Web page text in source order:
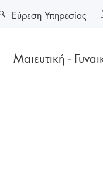
Μαιευτική -
Εύρεση Υπηρεσίας